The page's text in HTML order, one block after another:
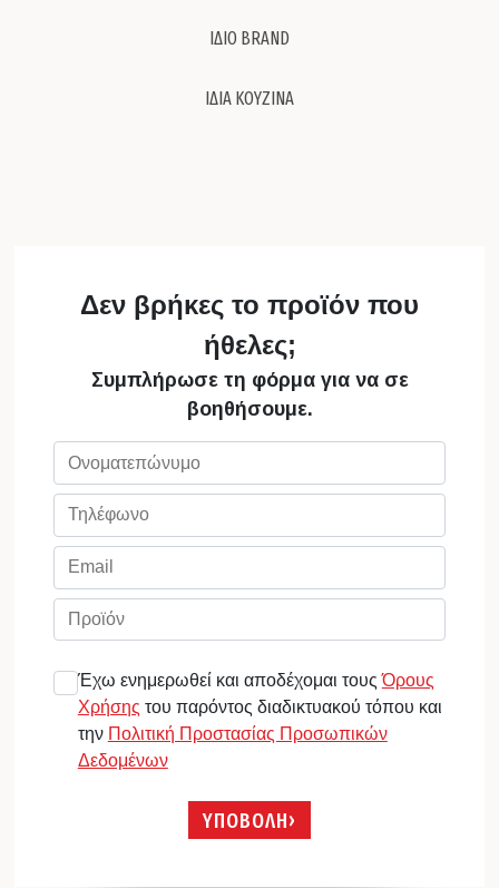
ΙΔΙΟ BRAND
ΙΔΙΑ ΚΟΥΖΙΝΑ
Δεν βρήκες το προϊόν που
ήθελες;
Συμπλήρωσε τη φόρμα για να σε
βοηθήσουμε.
Έχω ενημερωθεί και αποδέχομαι τουςΌρους
Χρήσης του παρόντος διαδικτυακού τόπου και
την Πολιτική Προστασίας Προσωπικών
Δεδομένων
ΥΠΟΒΟΛΗ